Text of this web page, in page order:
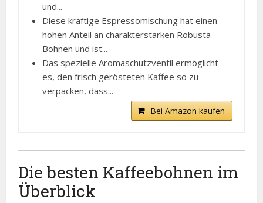
und...
Diese kräftige Espressomischung hat einen
hohen Anteil an charakterstarken Robusta-
Bohnen und ist...
Das spezielle Aromaschutzventil ermöglicht
es, den frisch gerösteten Kaffee so zu
verpacken, dass...
Bei Amazon kaufen
Die besten Kaffeebohnen im
Überblick